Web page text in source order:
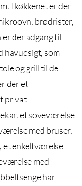
I køkkenet er der
brødrister,
der adgang til
havudsigt, som
og grill til de
der et
privat
et soveværelse
med bruser,
et enkeltværelse
med
har